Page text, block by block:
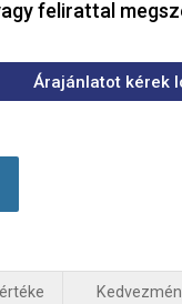
felirattal
Árajánlatot kérek